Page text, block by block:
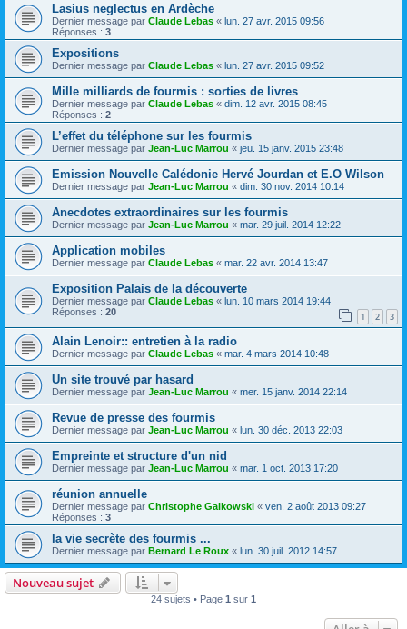
Lasius neglectus en Ardèche
Dernier message par Claude Lebas « lun. 27 avr. 2015 09:56
Réponses : 3
Expositions
Dernier message par Claude Lebas « lun. 27 avr. 2015 09:52
Mille milliards de fourmis : sorties de livres
Dernier message par Claude Lebas « dim. 12 avr. 2015 08:45
Réponses : 2
L’effet du téléphone sur les fourmis
Dernier message par Jean-Luc Marrou « jeu. 15 janv. 2015 23:48
Emission Nouvelle Calédonie Hervé Jourdan et E.O Wilson
Dernier message par Jean-Luc Marrou « dim. 30 nov. 2014 10:14
Anecdotes extraordinaires sur les fourmis
Dernier message par Jean-Luc Marrou « mar. 29 juil. 2014 12:22
Application mobiles
Dernier message par Claude Lebas « mar. 22 avr. 2014 13:47
Exposition Palais de la découverte
Dernier message par Claude Lebas « lun. 10 mars 2014 19:44
Réponses : 20 1 2 3
Alain Lenoir:: entretien à la radio
Dernier message par Claude Lebas « mar. 4 mars 2014 10:48
Un site trouvé par hasard
Dernier message par Jean-Luc Marrou « mer. 15 janv. 2014 22:14
Revue de presse des fourmis
Dernier message par Jean-Luc Marrou « lun. 30 déc. 2013 22:03
Empreinte et structure d'un nid
Dernier message par Jean-Luc Marrou « mar. 1 oct. 2013 17:20
réunion annuelle
Dernier message par Christophe Galkowski « ven. 2 août 2013 09:27
Réponses : 3
la vie secrète des fourmis ...
Dernier message par Bernard Le Roux « lun. 30 juil. 2012 14:57
Nouveau sujet
24 sujets • Page 1 sur 1